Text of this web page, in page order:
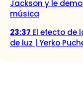
Jackson y le
música
23:37 El efecto de
de luz | Yerko